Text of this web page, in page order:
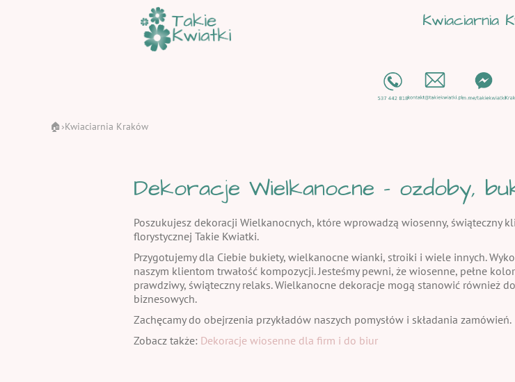
Kwiaciarnia
🏠 ›Kwiaciarnia Kraków
Dekoracje Wielkanocne - ozdoby,
Poszukujesz dekoracji Wielkanocnych, które wprowadzą wiosenny, świąteczny
florystycznej Takie Kwiatki.
Przygotujemy dla Ciebie bukiety, wielkanocne wianki, stroiki i wiele innych.
naszym klientom trwałość kompozycji. Jesteśmy pewni, że wiosenne, pełne
prawdziwy, świąteczny relaks. Wielkanocne dekoracje mogą stanowić również
biznesowych.
Zachęcamy do obejrzenia przykładów naszych pomysłów i składania zamówień.
Zobacz także: Dekoracje wiosenne dla firm i do biur